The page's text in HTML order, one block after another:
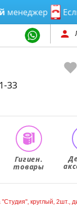
Если
33
Гигиен.
товары
круглый, 2шт.,